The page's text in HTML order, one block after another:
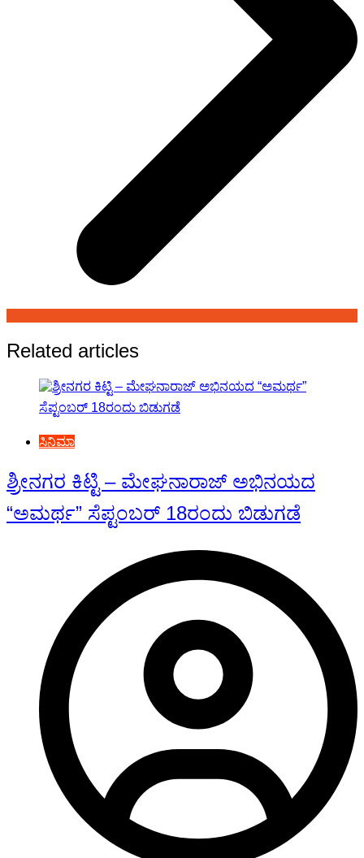
Related articles
ಸಿನಿಮಾ
ಶ್ರೀನಗರ ಕಿಟ್ಟಿ – ಮೇಘನಾರಾಜ್ ಅಭಿನಯದ
“ಅಮರ್ಥ” ಸೆಪ್ಟಂಬರ್ 18ರಂದು ಬಿಡುಗಡೆ